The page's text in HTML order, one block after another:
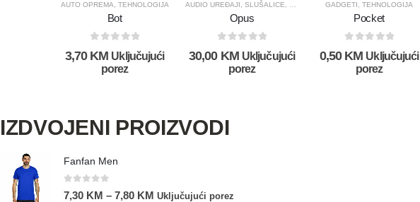
AUTO OPREMA, TEHNOLOGIJA
Bot
3,70 KM Uključujući
porez
AUDIO UREĐAJI, SLUŠALICE, TEHNOLOGIJA
Opus
30,00 KM Uključujući
porez
GADGETI, TEHNOLOGIJA
Pocket
0,50 KM Uključujući
porez
IZDVOJENI PROIZVODI
Fanfan Men
7,30 KM – 7,80 KM Uključujući porez